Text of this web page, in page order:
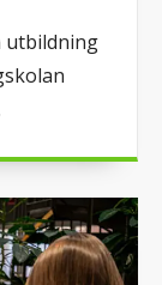
utbildning